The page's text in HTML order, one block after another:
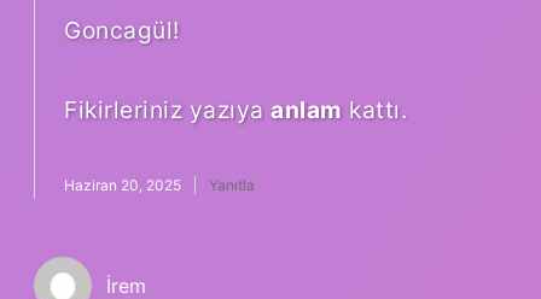
Goncagül!
Fikirleriniz yazıya anlam kattı.
Haziran 20, 2025 Yanıtla
İrem